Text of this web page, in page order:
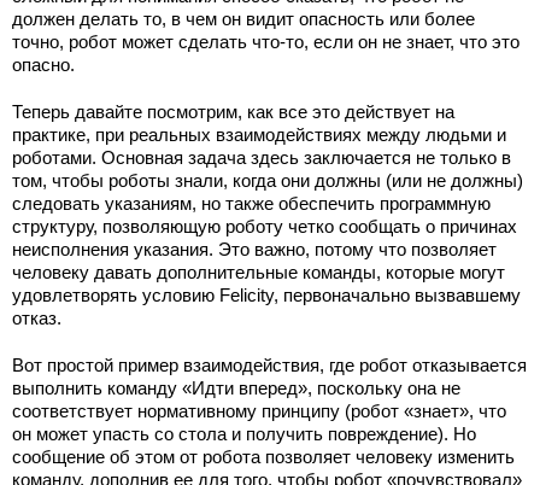
должен делать то, в чем он видит опасность или более
точно, робот может сделать что-то, если он не знает, что это
опасно.
Теперь давайте посмотрим, как все это действует на
практике, при реальных взаимодействиях между людьми и
роботами. Основная задача здесь заключается не только в
том, чтобы роботы знали, когда они должны (или не должны)
следовать указаниям, но также обеспечить программную
структуру, позволяющую роботу четко сообщать о причинах
неисполнения указания. Это важно, потому что позволяет
человеку давать дополнительные команды, которые могут
удовлетворять условию Felicity, первоначально вызвавшему
отказ.
Вот простой пример взаимодействия, где робот отказывается
выполнить команду «Идти вперед», поскольку она не
соответствует нормативному принципу (робот «знает», что
он может упасть со стола и получить повреждение). Но
сообщение об этом от робота позволяет человеку изменить
команду, дополнив ее для того, чтобы робот «почувствовал»